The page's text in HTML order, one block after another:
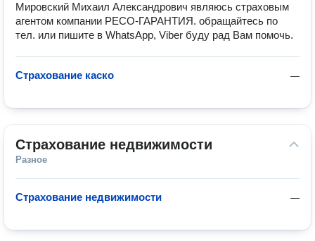
Мировский Михаил Александрович являюсь страховым
агентом компании РЕСО-ГАРАНТИЯ. обращайтесь по
тел. или пишите в WhatsApp, Viber буду рад Вам помочь.
—
Страхование каско
Страхование недвижимости
Разное
—
Страхование недвижимости